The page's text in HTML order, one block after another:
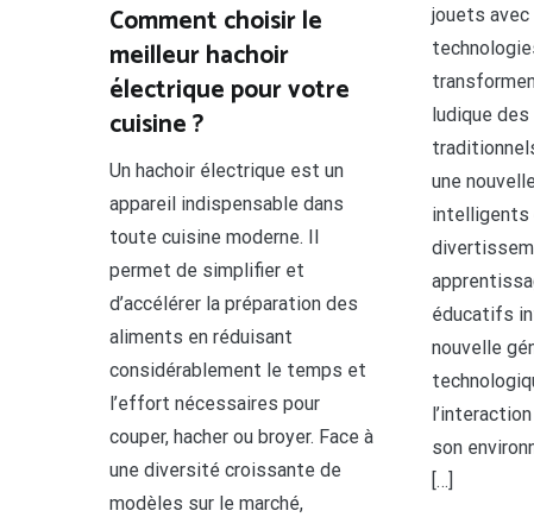
jouets avec
ludique
une
intelligents
éducatifs
nouvelle
son
[…]
Comment choisir le
meilleur hachoir
électrique pour votre
cuisine ?
Un hachoir électrique est un
appareil indispensable dans
toute cuisine moderne. Il
permet de simplifier et
d’accélérer la préparation des
aliments en réduisant
considérablement le temps et
l’effort nécessaires pour
couper, hacher ou broyer. Face à
une diversité croissante de
modèles sur le marché,